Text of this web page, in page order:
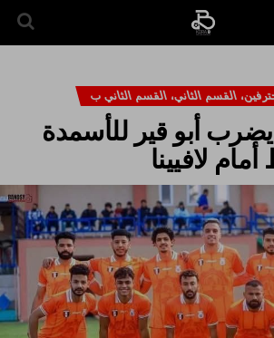
القسم الثاني، القسم الثاني ب
أبو قير للأسمدة
لافيينا